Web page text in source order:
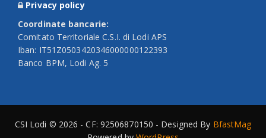
Privacy policy
Coordinate bancarie:
Comitato Territoriale C.S.I. di Lodi APS
Iban: IT51Z0503420346000000122393
Banco BPM, Lodi Ag. 5
CSI Lodi © 2026 - CF: 92506870150 - Designed By BfastMag